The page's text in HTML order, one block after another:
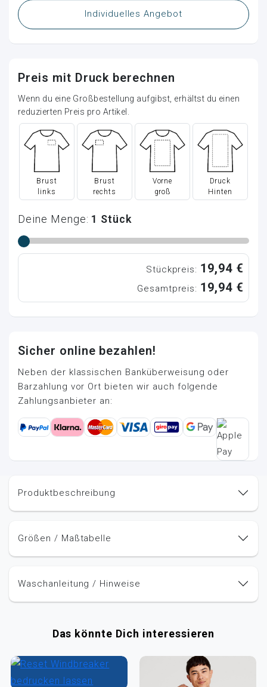
Individuelles Angebot
Preis mit Druck berechnen
Wenn du eine Großbestellung aufgibst, erhältst du einen
reduzierten Preis pro Artikel.
Brust
links
Brust
rechts
Vorne
groß
Druck
Hinten
Deine Menge: 1 Stück
Stückpreis: 19,94 €
Gesamtpreis: 19,94 €
Sicher online bezahlen!
Neben der klassischen Banküberweisung oder
Barzahlung vor Ort bieten wir auch folgende
Zahlungsanbieter an:
Produktbeschreibung
Größen / Maßtabelle
Waschanleitung / Hinweise
Das könnte Dich interessieren